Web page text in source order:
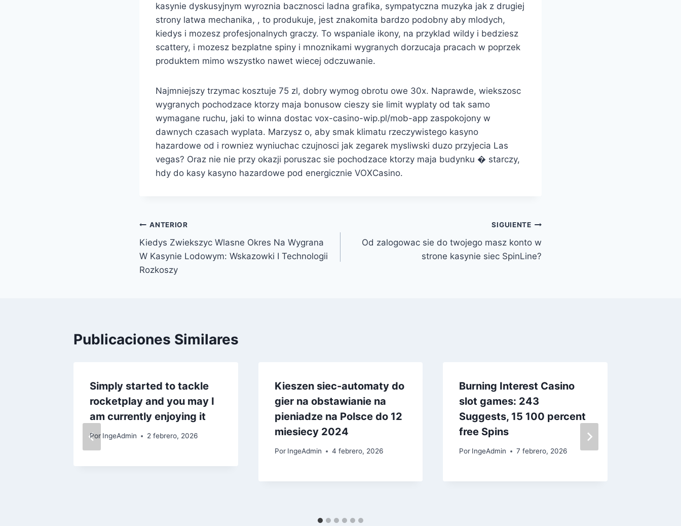
kasynie dyskusyjnym wyroznia bacznosci ladna grafika, sympatyczna muzyka jak z drugiej
strony latwa mechanika, , to produkuje, jest znakomita bardzo podobny aby mlodych,
kiedys i mozesz profesjonalnych graczy. To wspaniale ikony, na przyklad wildy i bedziesz
scattery, i mozesz bezplatne spiny i mnoznikami wygranych dorzucaja pracach w poprzek
produktem mimo wszystko nawet wiecej odczuwanie.
Najmniejszy trzymac kosztuje 75 zl, dobry wymog obrotu owe 30x. Naprawde, wiekszosc
wygranych pochodzace ktorzy maja bonusow cieszy sie limit wyplaty od tak samo
wymagane ruchu, jaki to winna dostac vox-casino-wip.pl/mob-app zaspokojony w
dawnych czasach wyplata. Marzysz o, aby smak klimatu rzeczywistego kasyno
hazardowe od i rowniez wyniuchac czujnosci jak zegarek mysliwski duzo przyjecia Las
vegas? Oraz nie nie przy okazji poruszac sie pochodzace ktorzy maja budynku � starczy,
hdy do kasy kasyno hazardowe pod energicznie VOXCasino.
ANTERIOR
Kiedys Zwiekszyc Wlasne Okres Na Wygrana
W Kasynie Lodowym: Wskazowki I Technologii
Rozkoszy
SIGUIENTE
Od zalogowac sie do twojego masz konto w
strone kasynie siec SpinLine?
Publicaciones Similares
Simply started to tackle
rocketplay and you may I
am currently enjoying it
Por IngeAdmin 2 febrero, 2026
Kieszen siec-automaty do
gier na obstawianie na
pieniadze na Polsce do 12
miesiecy 2024
Por IngeAdmin 4 febrero, 2026
Burning Interest Casino
slot games: 243
Suggests, 15 100 percent
free Spins
Por IngeAdmin 7 febrero, 2026